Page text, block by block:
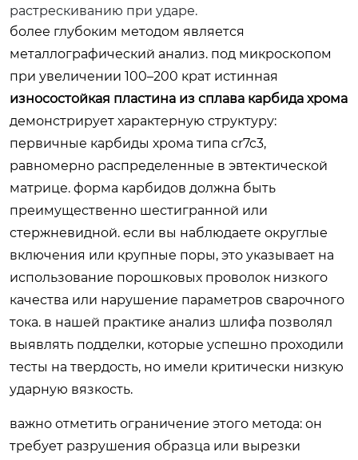
растрескиванию при ударе.
более глубоким методом является
металлографический анализ. под микроскопом
при увеличении 100–200 крат истинная
износостойкая пластина из сплава карбида хрома
демонстрирует характерную структуру:
первичные карбиды хрома типа cr7c3,
равномерно распределенные в эвтектической
матрице. форма карбидов должна быть
преимущественно шестигранной или
стержневидной. если вы наблюдаете округлые
включения или крупные поры, это указывает на
использование порошковых проволок низкого
качества или нарушение параметров сварочного
тока. в нашей практике анализ шлифа позволял
выявлять подделки, которые успешно проходили
тесты на твердость, но имели критически низкую
ударную вязкость.
важно отметить ограничение этого метода: он
требует разрушения образца или вырезки